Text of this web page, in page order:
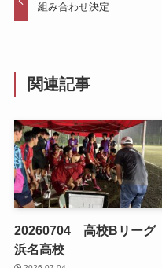
組み合わせ決定
関連記事
20260704 高校Bリーグ
浜名高校